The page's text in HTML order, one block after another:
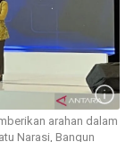
arahan dalam
Narasi, Bangun